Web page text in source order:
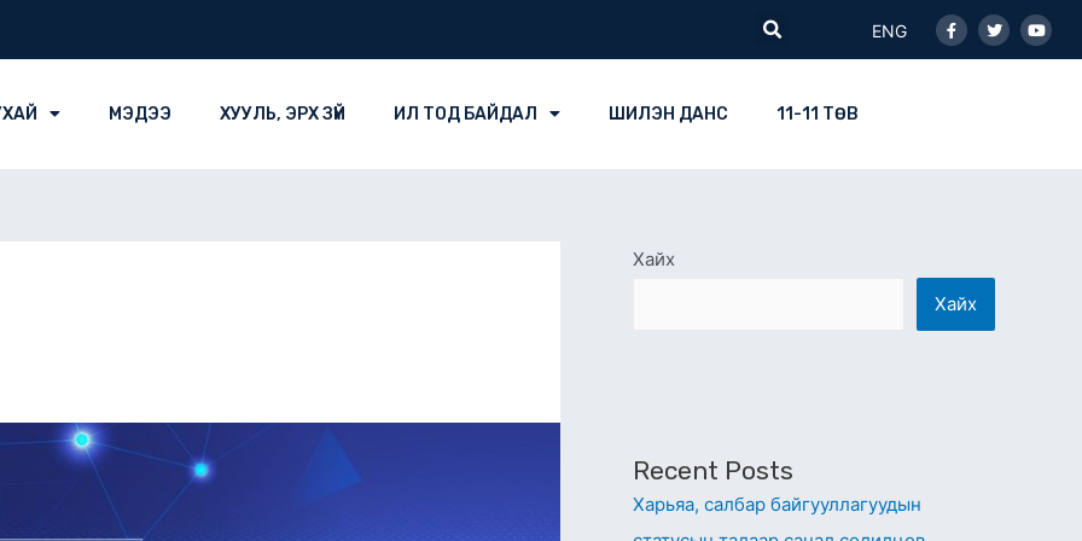
Search
ENG
f
МЭДЭЭ ХУУЛЬ, ЭРХ ЗҮЙ ИЛ ТОД БАЙДАЛ ШИЛЭН ДАНС 11-11 ТӨВ
Хайх
Хайх
Recent Posts
Харьяа, салбар байгууллагуудын